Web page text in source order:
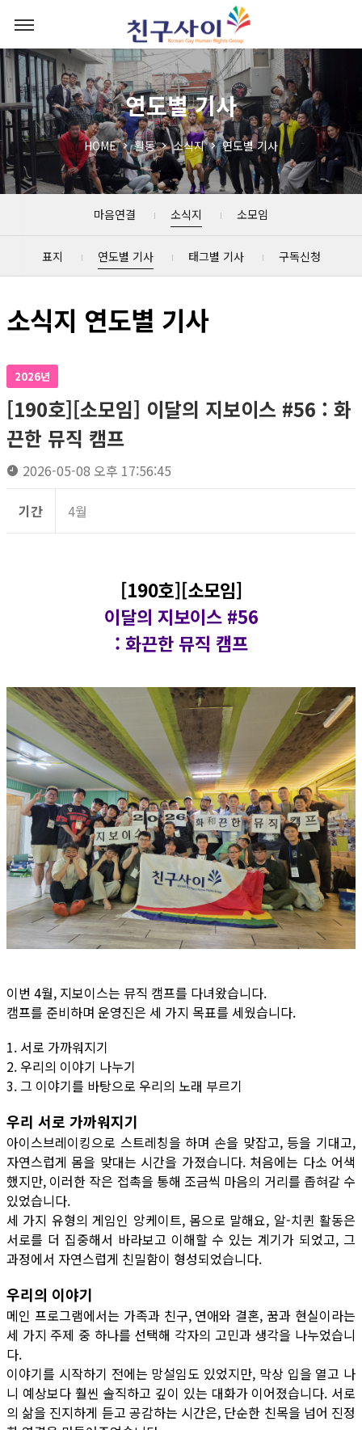
연도별 기사
HOME 활동 소식지 연도별 기사
마음연결 소식지 소모임
표지 연도별 기사 태그별 기사 구독신청
소식지 연도별 기사
2026년
[190호][소모임] 이달의 지보이스 #56 : 화
끈한 뮤직 캠프
2026-05-08 오후 17:56:45
기간 4월
[190호][소모임]
이달의 지보이스 #56
: 화끈한 뮤직 캠프
이번 4월, 지보이스는 뮤직 캠프를 다녀왔습니다.
캠프를 준비하며 운영진은 세 가지 목표를 세웠습니다.
1. 서로 가까워지기
2. 우리의 이야기 나누기
3. 그 이야기를 바탕으로 우리의 노래 부르기
우리 서로 가까워지기
아이스브레이킹으로 스트레칭을 하며 손을 맞잡고, 등을 기대고,
자연스럽게 몸을 맞대는 시간을 가졌습니다. 처음에는 다소 어색
했지만, 이러한 작은 접촉을 통해 조금씩 마음의 거리를 좁혀갈 수
있었습니다.
세 가지 유형의 게임인 앙케이트, 몸으로 말해요, 알-치퀸 활동은
서로를 더 집중해서 바라보고 이해할 수 있는 계기가 되었고, 그
과정에서 자연스럽게 친밀함이 형성되었습니다.
우리의 이야기
메인 프로그램에서는 가족과 친구, 연애와 결혼, 꿈과 현실이라는
세 가지 주제 중 하나를 선택해 각자의 고민과 생각을 나누었습니
다.
이야기를 시작하기 전에는 망설임도 있었지만, 막상 입을 열고 나
니 예상보다 훨씬 솔직하고 깊이 있는 대화가 이어졌습니다. 서로
의 삶을 진지하게 듣고 공감하는 시간은, 단순한 친목을 넘어 진정